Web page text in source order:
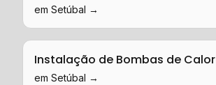
em Setúbal →
Instalação de Bombas de Calor
em Setúbal →